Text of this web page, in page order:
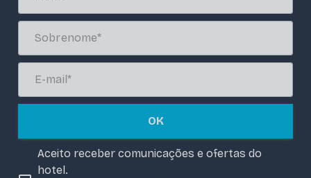
OK
Aceito receber comunicações e ofertas do
hotel.